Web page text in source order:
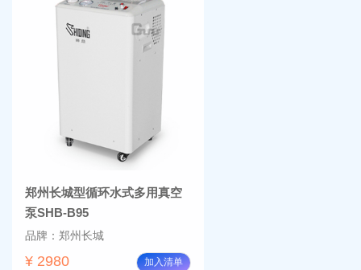
郑州长城型循环水式多用真空
泵SHB-B95
品牌：郑州长城
¥ 2980 加入清单